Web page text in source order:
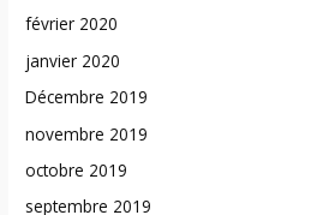
février 2020
janvier 2020
Décembre 2019
novembre 2019
octobre 2019
septembre 2019